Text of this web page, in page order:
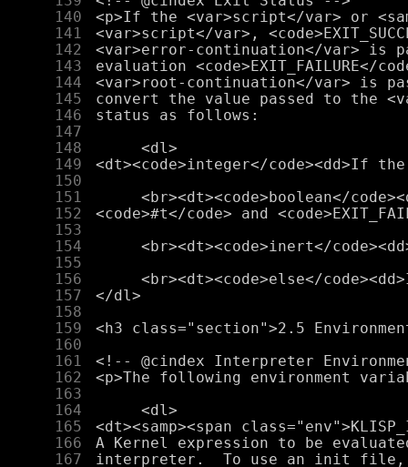
    140
    141
    142
    143
    144
    145
    146
    147
    148
    149
    150
    151
    152
    153
    154
    155
    156
    157
    158
    159
    160
    161
    162
    163
    164
    165
    166
    167